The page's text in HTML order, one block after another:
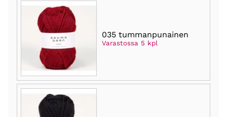
035 tummanpunainen
Varastossa 5 kpl